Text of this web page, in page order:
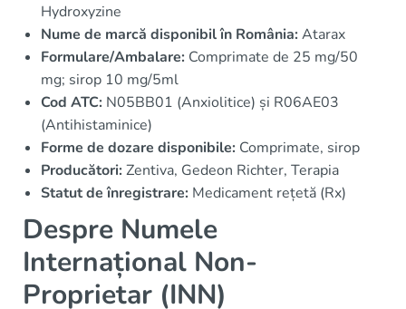
Hydroxyzine
Nume de marcă disponibil în România:Atarax
Formulare/Ambalare: Comprimate de 25 mg/50
mg; sirop 10 mg/5ml
Cod ATC: N05BB01 (Anxiolitice) și R06AE03
(Antihistaminice)
Forme de dozare disponibile: Comprimate, sirop
Producători:Zentiva, Gedeon Richter, Terapia
Statut de înregistrare: Medicament rețetă (Rx)
Despre Numele
Internațional Non-
Proprietar (INN)